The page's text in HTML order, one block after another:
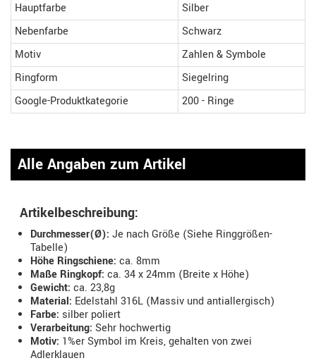
Hauptfarbe
Silber
Nebenfarbe
Schwarz
Motiv
Zahlen & Symbole
Ringform
Siegelring
Google-Produktkategorie
200 - Ringe
Alle Angaben zum Artikel
Artikelbeschreibung:
Durchmesser(Ø): Je nach Größe (Siehe Ringgrößen-
Tabelle)
Höhe Ringschiene: ca. 8mm
Maße Ringkopf: ca. 34 x 24mm (Breite x Höhe)
Gewicht: ca. 23,8g
Material: Edelstahl 316L (Massiv und antiallergisch)
Farbe: silber poliert
Verarbeitung: Sehr hochwertig
Motiv: 1%er Symbol im Kreis, gehalten von zwei
Adlerklauen